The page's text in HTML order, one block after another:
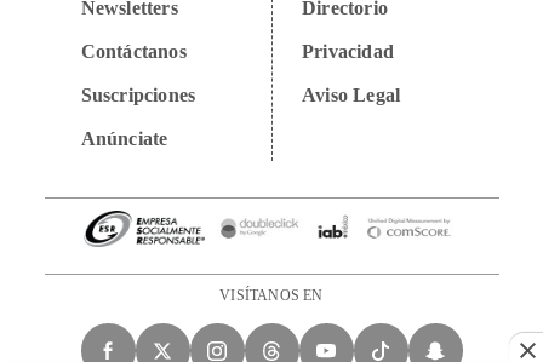
Newsletters
Contáctanos
Suscripciones
Anúnciate
Directorio
Privacidad
Aviso Legal
VISÍTANOS EN